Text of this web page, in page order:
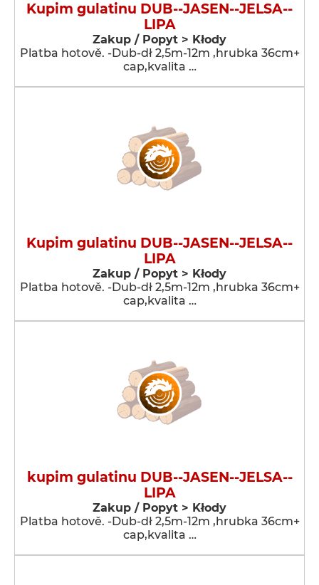
Kupim gulatinu DUB--JASEN--JELSA--
LIPA
Zakup / Popyt > Kłody
Platba hotově. -Dub-dł 2,5m-12m ,hrubka 36cm+
cap,kvalita …
Kupim gulatinu DUB--JASEN--JELSA--
LIPA
Zakup / Popyt > Kłody
Platba hotově. -Dub-dł 2,5m-12m ,hrubka 36cm+
cap,kvalita …
kupim gulatinu DUB--JASEN--JELSA--
LIPA
Zakup / Popyt > Kłody
Platba hotově. -Dub-dł 2,5m-12m ,hrubka 36cm+
cap,kvalita …